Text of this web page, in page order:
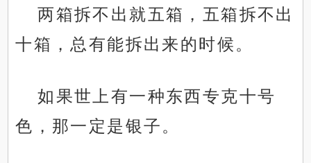
两箱拆不出就五箱，五箱拆不出
十箱，总有能拆出来的时候。
如果世上有一种东西专克十号
色，那一定是银子。